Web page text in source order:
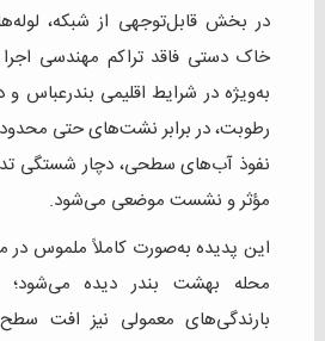
در بخش قابل‌توجهی از شبکه،
خاک دستی فاقد تراکم مهندسی
به‌ویژه در شرایط اقلیمی بندرعباس
رطوبت، در برابر نشت‌های حتی
نفوذ آب‌های سطحی، دچار شستگی
مؤثر و نشست موضعی می‌شود.
این پدیده به‌صورت کاملاً ملموس در
محله بهشت بندر دیده
بارندگی‌های معمولی نیز افت